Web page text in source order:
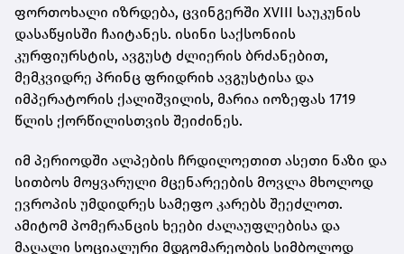
ფორთოხალი იზრდება, ცვინგერში XVIII საუკუნის
დასაწყისში ჩაიტანეს. ისინი საქსონიის
კურფიურსტის, ავგუსტ ძლიერის ბრძანებით,
მემკვიდრე პრინც ფრიდრიხ ავგუსტისა და
იმპერატორის ქალიშვილის, მარია იოზეფას 1719
წლის ქორწილისთვის შეიძინეს.
იმ პერიოდში ალპების ჩრდილოეთით ასეთი ნაზი და
სითბოს მოყვარული მცენარეების მოვლა მხოლოდ
ევროპის უმდიდრეს სამეფო კარებს შეეძლოთ.
ამიტომ პომერანცის ხეები ძალაუფლებისა და
მაღალი სოციალური მდგომარეობის სიმბოლოდ